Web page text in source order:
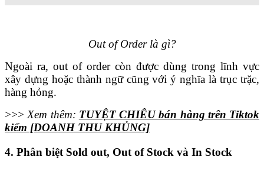
Out of Order là gì?
Ngoài ra, out of order còn được dùng trong lĩnh vực
xây dựng hoặc thành ngữ cũng với ý nghĩa là trục trặc,
hàng hỏng.
>>>Xem thêm: TUYỆT CHIÊU bán hàng trên Tiktok
kiếm [DOANH THU KHỦNG]
4. Phân biệt Sold out, Out of Stock và In Stock